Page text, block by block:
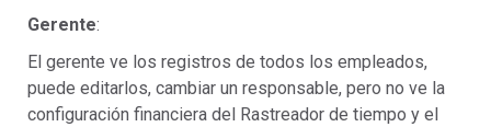
Gerente:
El gerente ve los registros de todos los empleados,
puede editarlos, cambiar un responsable, pero no ve la
configuración financiera del Rastreador de tiempo y el